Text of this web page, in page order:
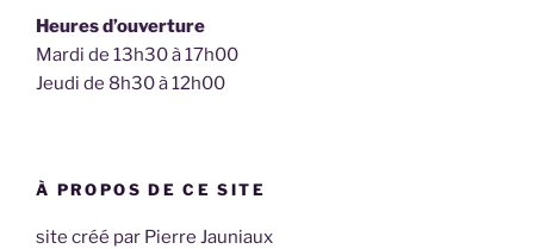
Heures d’ouverture
Mardi de 13h30 à 17h00
Jeudi de 8h30 à 12h00
À PROPOS DE CE SITE
site créé par Pierre Jauniaux